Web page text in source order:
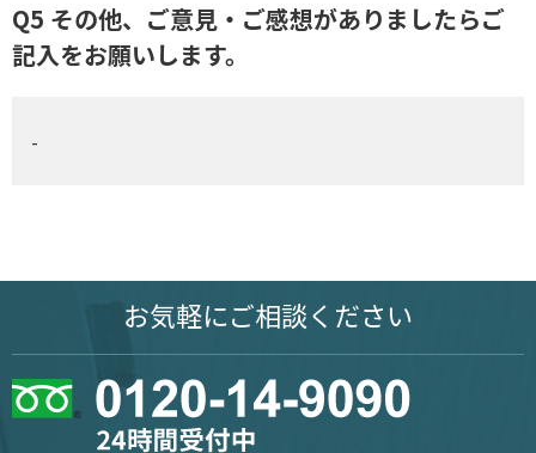
Q5 その他、ご意見・ご感想がありましたらご
記入をお願いします。
-
お気軽にご相談ください